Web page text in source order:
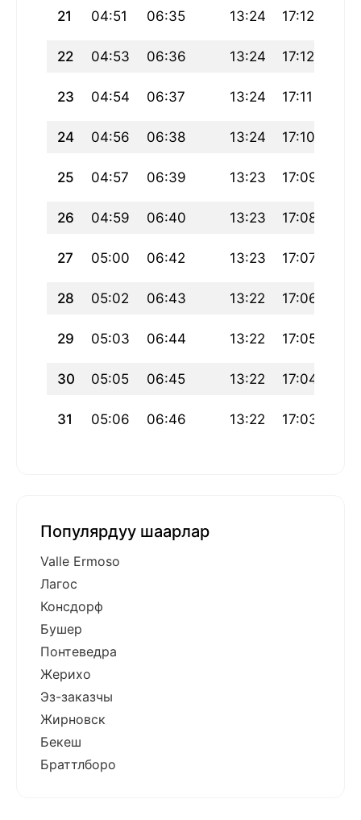
21 04:51 06:35 13:24 17:12
22 04:53 06:36 13:24 17:12
23 04:54 06:37 13:24 17:11
24 04:56 06:38 13:24 17:10
25 04:57 06:39 13:23 17:09
26 04:59 06:40 13:23 17:08
27 05:00 06:42 13:23 17:07
28 05:02 06:43 13:22 17:06
29 05:03 06:44 13:22 17:05
30 05:05 06:45 13:22 17:04
31 05:06 06:46 13:22 17:03
Популярдуу шаарлар
Valle Ermoso
Лагос
Консдорф
Бушер
Понтеведра
Жерихо
Эз-заказчы
Жирновск
Бекеш
Браттлборо